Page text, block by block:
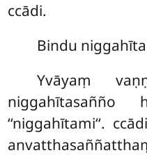
ccādi.
Bindu
Yvāyaṃ
‘‘niggahītami‘‘.